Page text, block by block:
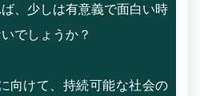
、少しは有意義で面白い時
でしょうか？
向けて、持続可能な社会の